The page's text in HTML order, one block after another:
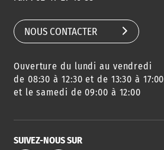
NOUS CONTACTER
Ouverture du lundi au vendredi
de 08:30 à 12:30 et de 13:30 à 17:00
et le samedi de 09:00 à 12:00
SUIVEZ-NOUS SUR